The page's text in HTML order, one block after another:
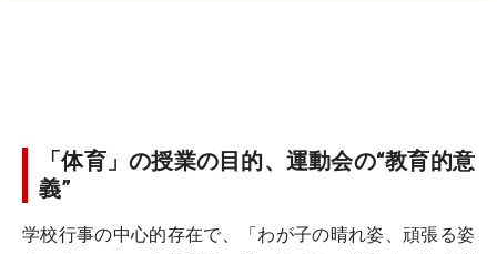
「体育」の授業の目的、運動会の“教育的意
義”
学校行事の中心的存在で、「わが子の晴れ姿、頑張る姿